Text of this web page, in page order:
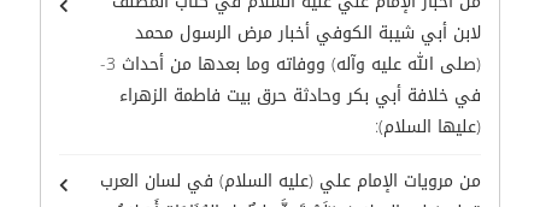
لابن أبي شيبة الكوفي أخبار مرض الرسول محمد
(صلى الله عليه وآله) ووفاته وما بعدها من أحداث 3-
في خلافة أبي بكر وحادثة حرق بيت فاطمة الزهراء
(عليها السلام):
من مرويات الإمام علي (عليه السلام) في لسان العرب